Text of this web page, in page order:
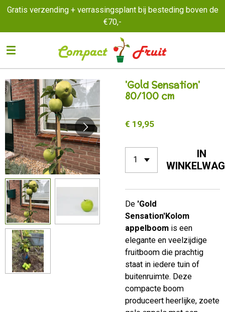
Ga
naar
de
Gratis verzending + verrassingsplant bij besteding boven de
€70,-
'Gold Sensation'
80/100 cm
€ 19,95
IN
De 'Gold
Sensation'Kolom
appelboom is een
elegante en veelzijdige
fruitboom die prachtig
staat in iedere tuin of
buitenruimte. Deze
compacte boom
produceert heerlijke, zoete